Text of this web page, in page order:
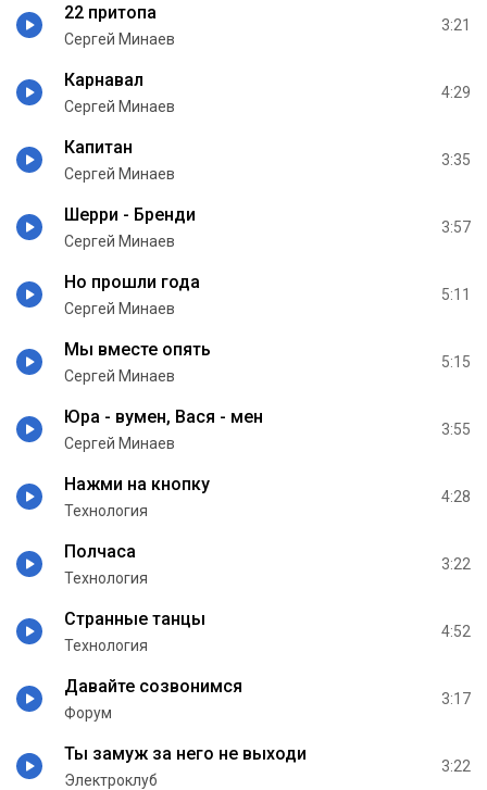
22 притопа
Сергей Минаев
3:21
Карнавал
Сергей Минаев
4:29
Капитан
Сергей Минаев
3:35
Шерри - Бренди
Сергей Минаев
3:57
Но прошли года
Сергей Минаев
5:11
Мы вместе опять
Сергей Минаев
5:15
Юра - вумен, Вася - мен
Сергей Минаев
3:55
Нажми на кнопку
Технология
4:28
Полчаса
Технология
3:22
Странные танцы
Технология
4:52
Давайте созвонимся
Форум
3:17
Ты замуж за него не выходи
Электроклуб
3:22